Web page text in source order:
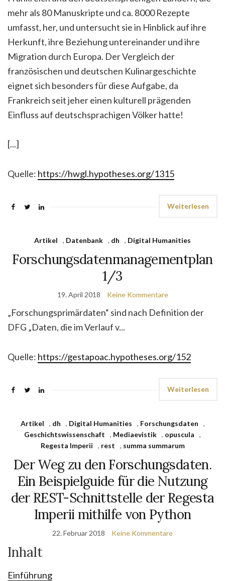
mehr als 80 Manuskripte und ca. 8000 Rezepte
umfasst, her, und untersucht sie in Hinblick auf ihre
Herkunft, ihre Beziehung untereinander und ihre
Migration durch Europa. Der Vergleich der
französischen und deutschen Kulinargeschichte
eignet sich besonders für diese Aufgabe, da
Frankreich seit jeher einen kulturell prägenden
Einfluss auf deutschsprachigen Völker hatte!
[...]
Quelle: https://hwgl.hypotheses.org/1315
Weiterlesen
Artikel , Datenbank , dh , Digital Humanities
Forschungsdatenmanagementplan
1/3
19. April 2018 Keine Kommentare
„Forschungsprimärdaten“ sind nach Definition der
DFG „Daten, die im Verlauf v...
Quelle: https://gestapoac.hypotheses.org/152
Weiterlesen
Artikel , dh , Digital Humanities , Forschungsdaten
,
Geschichtswissenschaft
, Mediaevistik , opuscula
,
Regesta Imperii
, rest , summa summarum
Der Weg zu den Forschungsdaten.
Ein Beispielguide für die Nutzung
der REST-Schnittstelle der Regesta
Imperii mithilfe von Python
22. Februar 2018 Keine Kommentare
Inhalt
Einführung